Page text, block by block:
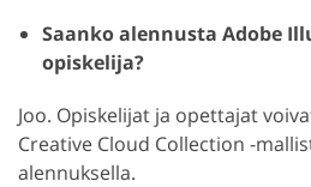
Saanko alennusta Adobe
opiskelija?
Joo. Opiskelijat ja opettajat
Creative Cloud Collection -
alennuksella.